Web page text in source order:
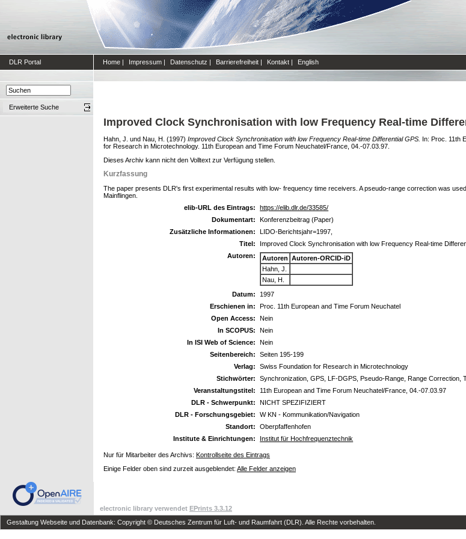
DLR Portal Home | Impressum | Datenschutz | Barrierefreiheit | Kontakt | English
Erweiterte Suche
Improved Clock Synchronisation with low Frequency Real-time
Hahn, J. und Nau, H. (1997) Improved Clock Synchronisation with low Frequency Real-time Differential GPS. In: Proc. 11th
for Research in Microtechnology. 11th European and Time Forum Neuchatel/France, 04.-07.03.97.
Dieses Archiv kann nicht den Volltext zur Verfügung stellen.
Kurzfassung
The paper presents DLR's first experimental results with low- frequency time receivers. A pseudo-range correction was
Mainflingen.
elib-URL des Eintrags:
https://elib.dlr.de/33585/
Dokumentart:
Konferenzbeitrag (Paper)
Zusätzliche Informationen:
LIDO-Berichtsjahr=1997,
Titel:
Improved Clock Synchronisation with low Frequency Real-time
Autoren:
Autoren Autoren-ORCID-iD
Hahn, J.
Nau, H.
Datum:
1997
Erschienen in:
Proc. 11th European and Time Forum Neuchatel
Open Access:
Nein
In SCOPUS:
Nein
In ISI Web of Science:
Nein
Seitenbereich:
Seiten 195-199
Verlag:
Swiss Foundation for Research in Microtechnology
Stichwörter:
Synchronization, GPS, LF-DGPS, Pseudo-Range, Range Correction,
Veranstaltungstitel:
11th European and Time Forum Neuchatel/France, 04.-07.03.97
DLR - Schwerpunkt:
NICHT SPEZIFIZIERT
DLR - Forschungsgebiet:
W KN - Kommunikation/Navigation
Standort:
Oberpfaffenhofen
Institute & Einrichtungen:
Institut für Hochfrequenztechnik
Nur für Mitarbeiter des Archivs: Kontrollseite des Eintrags
Einige Felder oben sind zurzeit ausgeblendet: Alle Felder anzeigen
electronic library verwendet EPrints 3.3.12
Gestaltung Webseite und Datenbank: Copyright © Deutsches Zentrum für Luft- und Raumfahrt (DLR). Alle Rechte vorbehalten.